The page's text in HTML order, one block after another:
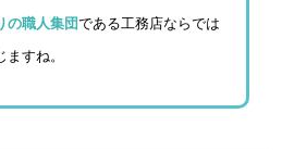
の職人集団である工務店ならでは
すね。